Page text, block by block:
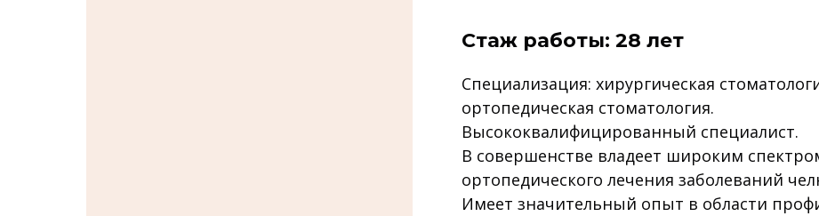
Стаж работы: 28 лет
Специализация: хирургическая
ортопедическая стоматология.
Высококвалифицированный специалист.
В совершенстве владеет широким
ортопедического лечения заболеваний
Имеет значительный опыт в области